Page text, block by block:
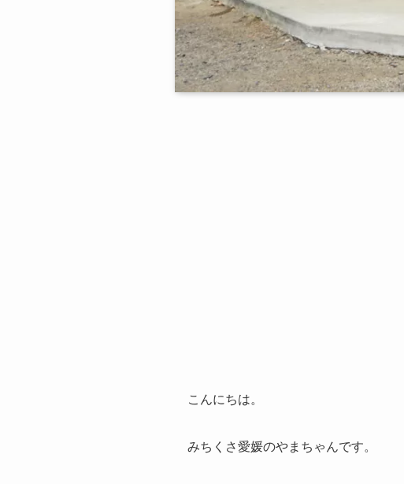
こんにちは。
みちくさ愛媛のやまちゃんです。